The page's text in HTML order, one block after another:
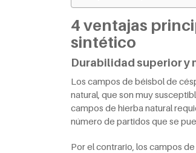
4 ventajas
sintético
Durabilidad superior y
Los campos de béisbol de
natural, que son muy
campos de hierba natural
número de partidos que se
Por el contrario, los campos